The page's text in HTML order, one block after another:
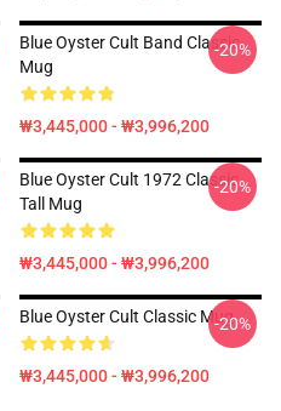
Blue Oyster Cult Band Classic
Mug
₩3,445,000 - ₩3,996,200
-20%
Blue Oyster Cult 1972 Classic
Tall Mug
₩3,445,000 - ₩3,996,200
-20%
Blue Oyster Cult Classic Mug
₩3,445,000 - ₩3,996,200
-20%